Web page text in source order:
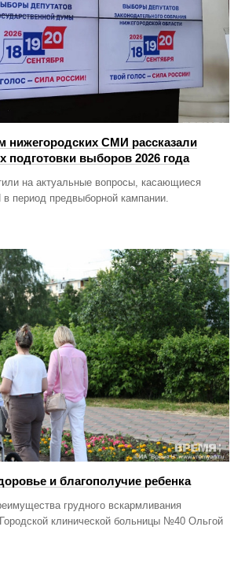
нижегородских СМИ рассказали
подготовки выборов 2026 года
на актуальные вопросы, касающиеся
период предвыборной кампании.
и благополучие ребенка
грудного вскармливания
клинической больницы №40 Ольгой